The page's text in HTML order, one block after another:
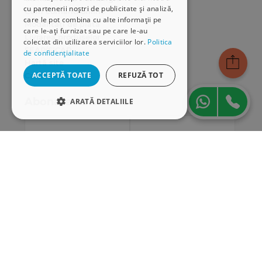
cu partenerii noștri de publicitate și analiză,
care le pot combina cu alte informații pe
care le-ați furnizat sau pe care le-au
colectat din utilizarea serviciilor lor. Politica
de confidențialitate
ACCEPTĂ TOATE REFUZĂ TOT
ARATĂ DETALIILE
Cum comand online
Modalități de plată
Livrarea produselor
SEAP/SICAP
Hartă site
Cariere
Abonare newsletter